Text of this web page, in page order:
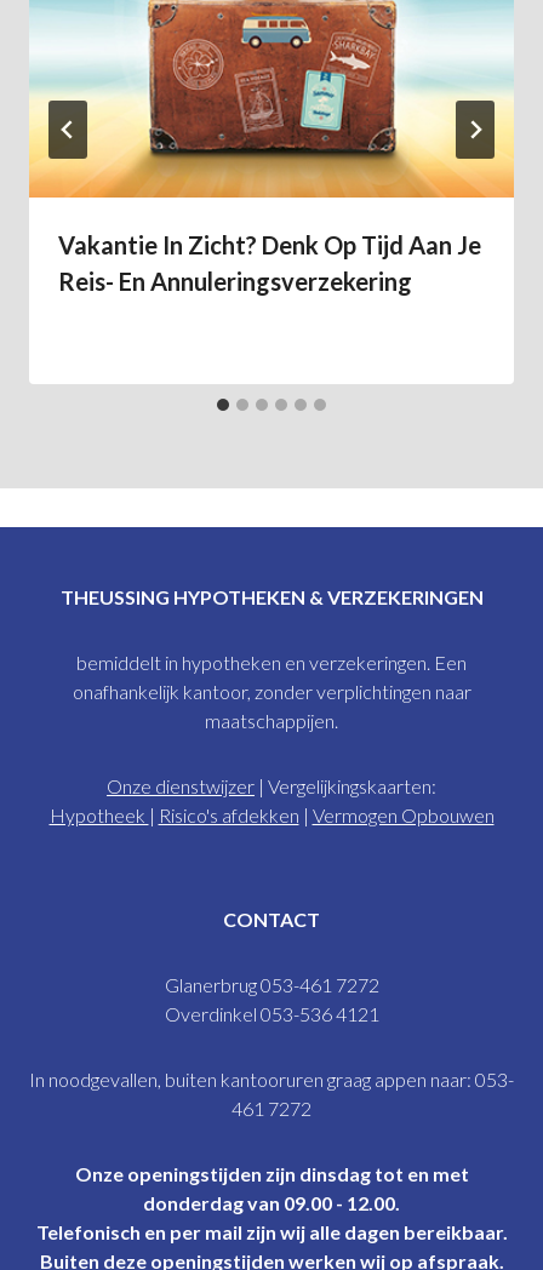
Vakantie In Zicht? Denk Op Tijd Aan Je
Reis- En Annuleringsverzekering
THEUSSING HYPOTHEKEN & VERZEKERINGEN
bemiddelt in hypotheken en verzekeringen. Een
onafhankelijk kantoor, zonder verplichtingen naar
maatschappijen.
Onze dienstwijzer | Vergelijkingskaarten:
Hypotheek | Risico's afdekken | Vermogen Opbouwen
CONTACT
Glanerbrug 053-461 7272
Overdinkel 053-536 4121
In noodgevallen, buiten kantooruren graag appen naar: 053-
461 7272
Onze openingstijden zijn dinsdag tot en met
donderdag van 09.00 - 12.00.
Telefonisch en per mail zijn wij alle dagen bereikbaar.
Buiten deze openingstijden werken wij op afspraak.